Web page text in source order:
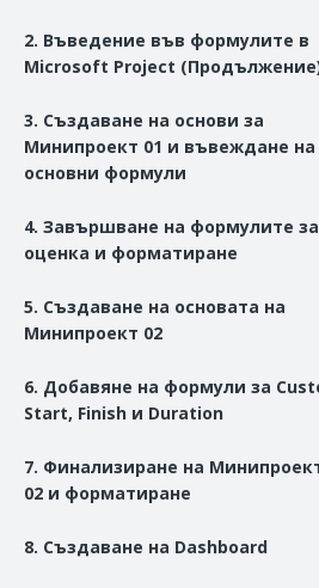
2. Въведение във формулите в
Microsoft Project
3. Създаване на основи за
Минипроект 01 и въвеждане на
основни формули
4. Завършване на формулите за
оценка и форматиране
5. Създаване на основата на
Минипроект 02
6. Добавяне на формули за
Start, Finish и Duration
7. Финализиране на
02 и форматиране
8. Създаване на Dashboard